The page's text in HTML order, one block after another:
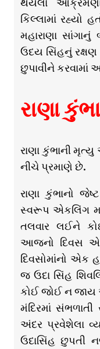
કિલ્લામાં રહ્યો
મહારાણા
ઉદય સિંહનું રક્ષણ
છુપાવીને કરવામાં
રાણા
રાણા કુંભાની
નીચે પ્રમાણે છે.
રાણા કુંભાનો
સ્વરૂપ એકલિંગ
તલવાર લઈને
આજનો દિવસ
દિવસોમાંનો એક
જ ઉદા સિંહ
કોઈ જોઈ ન જાય
મંદિરમાં
અંદર પ્રવેશેલા
ઉદાસિંહ છુપતી